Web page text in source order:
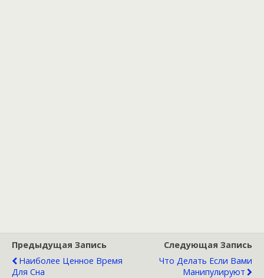
Предыдущая Запись
Наиболее Ценное Время
Для Сна
Следующая Запись
Что Делать Если Вами
Манипулируют